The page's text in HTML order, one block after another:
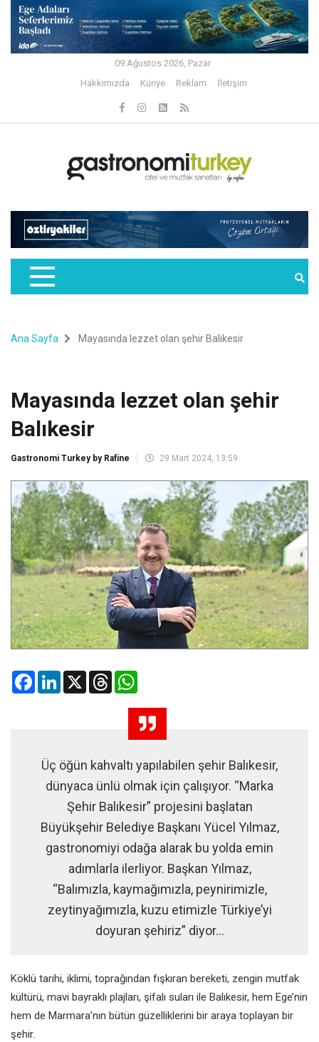
09 Ağustos 2026, Pazar
Hakkımızda
Künye Reklam İletişim
Ana Sayfa Mayasında lezzet olan şehir Balıkesir
Mayasında lezzet olan şehir
Balıkesir
Gastronomi Turkey by Rafine 29 Mart 2024, 13:59
FacebookLinkedIn
X Threads
Üç öğün kahvaltı yapılabilen şehir Balıkesir,
dünyaca ünlü olmak için çalışıyor. “Marka
Şehir Balıkesir” projesini başlatan
Büyükşehir Belediye Başkanı Yücel Yılmaz,
gastronomiyi odağa alarak bu yolda emin
adımlarla ilerliyor. Başkan Yılmaz,
“Balımızla, kaymağımızla, peynirimizle,
zeytinyağımızla, kuzu etimizle Türkiye’yi
doyuran şehiriz” diyor...
Köklü tarihi, iklimi, toprağından fışkıran bereketi, zengin mutfak
kültürü, mavi bayraklı plajları, şifalı suları ile Balıkesir, hem Ege’nin
hem de Marmara’nın bütün güzelliklerini bir araya toplayan bir
şehir.